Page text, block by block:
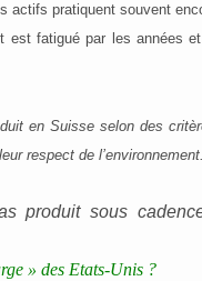
actifs pratiquent souvent
est fatigué par les années
en Suisse selon des
respect de
produit sous
» des Etats-Unis ?